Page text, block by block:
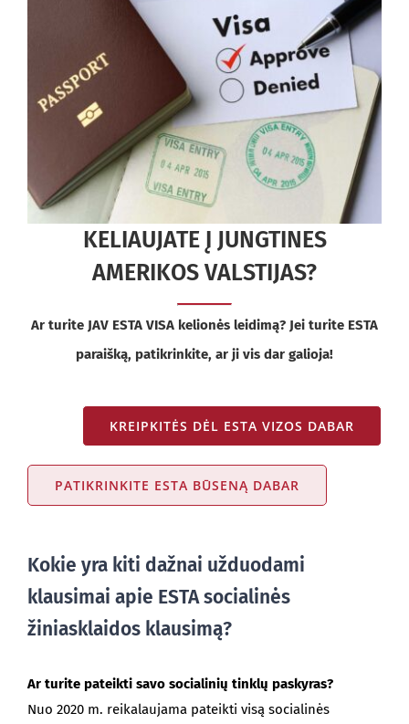
KELIAUJATE Į JUNGTINES
AMERIKOS VALSTIJAS?
Ar turite JAV ESTA VISA kelionės leidimą? Jei turite ESTA
paraišką, patikrinkite, ar ji vis dar galioja!
KREIPKITĖS DĖL ESTA VIZOS DABAR
PATIKRINKITE ESTA BŪSENĄ DABAR
Kokie yra kiti dažnai užduodami
klausimai apie ESTA socialinės
žiniasklaidos klausimą?
Ar turite pateikti savo socialinių tinklų paskyras?
Nuo 2020 m. reikalaujama pateikti visą socialinės